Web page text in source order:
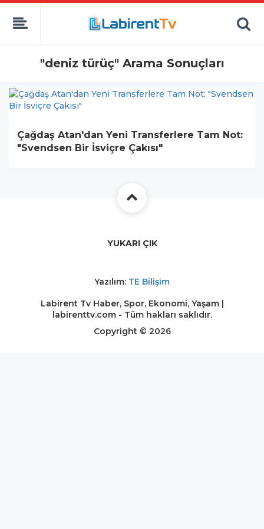
"deniz türüç" Arama Sonuçları
Çağdaş Atan'dan Yeni Transferlere Tam Not:
"Svendsen Bir İsviçre Çakısı"
YUKARI ÇIK
Yazılım: TE Bilişim
Labirent Tv Haber, Spor, Ekonomi, Yaşam |
labirenttv.com - Tüm hakları saklıdır.
Copyright © 2026